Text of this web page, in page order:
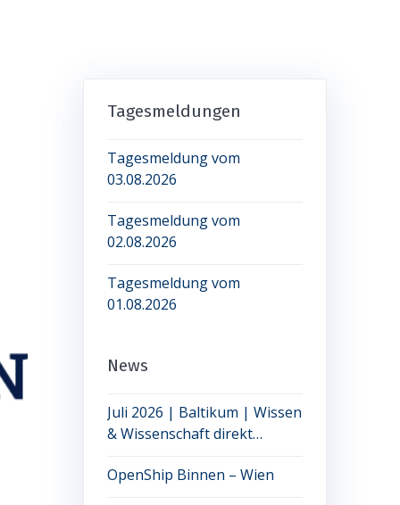
Tagesmeldungen
Tagesmeldung vom
03.08.2026
Tagesmeldung vom
02.08.2026
Tagesmeldung vom
01.08.2026
News
Juli 2026 | Baltikum | Wissen
& Wissenschaft direkt
OpenShip Binnen – Wien